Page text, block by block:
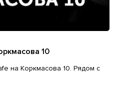
10
на Коркмасова 10. Рядом с